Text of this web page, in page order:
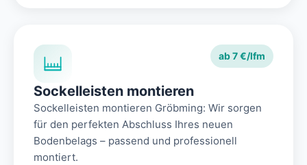
ab 7 €/lfm
Sockelleisten montieren
Sockelleisten montieren Gröbming: Wir sorgen
für den perfekten Abschluss Ihres neuen
Bodenbelags – passend und professionell
montiert.